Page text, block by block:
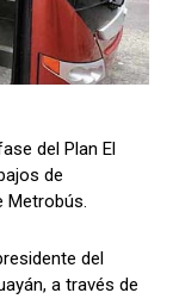
del Plan El
de
Metrobús.
del
a través de